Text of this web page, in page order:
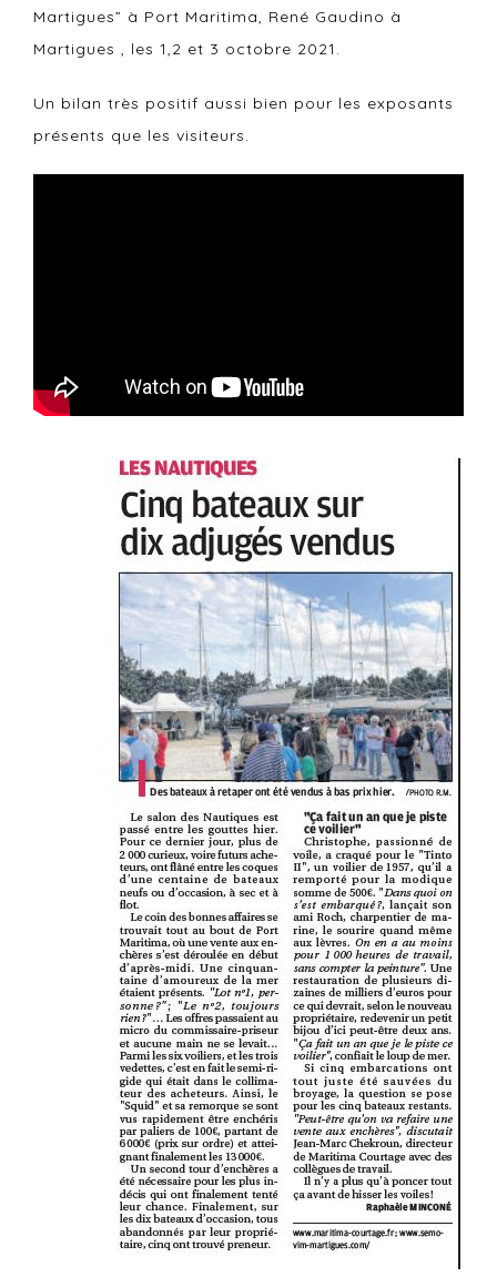
Martigues” à Port Maritima, René Gaudino à
Martigues , les 1,2 et 3 octobre 2021.
Un bilan très positif aussi bien pour les exposants
présents que les visiteurs.